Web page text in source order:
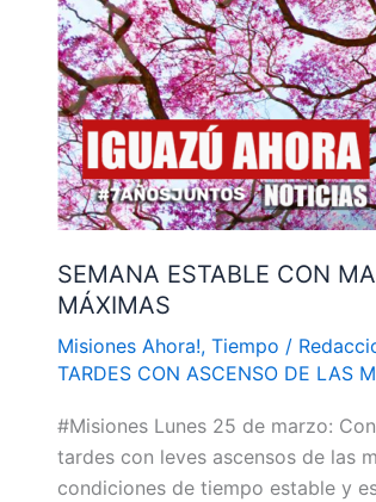
SEMANA ESTABLE CON
MÁXIMAS
Misiones Ahora!, Tiempo /
TARDES CON ASCENSO DE LAS
#Misiones Lunes 25 de marzo:
tardes con leves ascensos de las
condiciones de tiempo estable y
ASCENSO
DE
LAS
MÁXIMAS